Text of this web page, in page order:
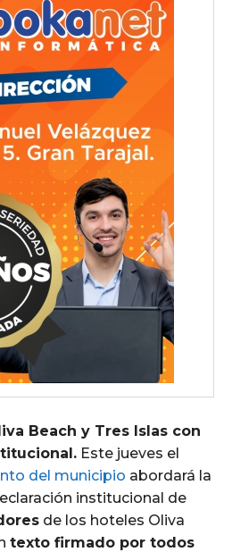
Beach y Tres Islas con
Este jueves el
del municipio abordará la
institucional de
de los hoteles Oliva
texto firmado por todos